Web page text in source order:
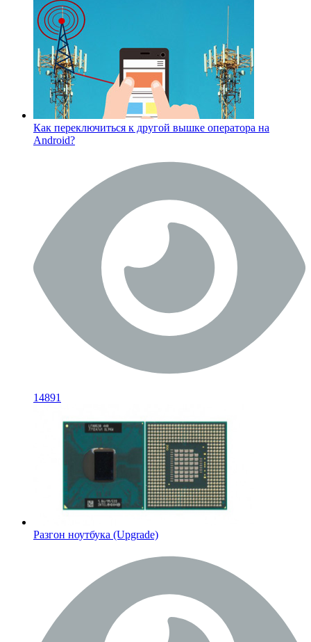
Как переключиться к другой вышке оператора на
Android?
14891
Разгон ноутбука (Upgrade)